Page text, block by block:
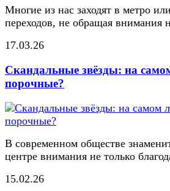
Многие из нас заходят в метро
переходов, не обращая внимания
17.03.26
Скандальные звёзды: на
порочные?
В современном обществе
центре внимания не только
15.02.26